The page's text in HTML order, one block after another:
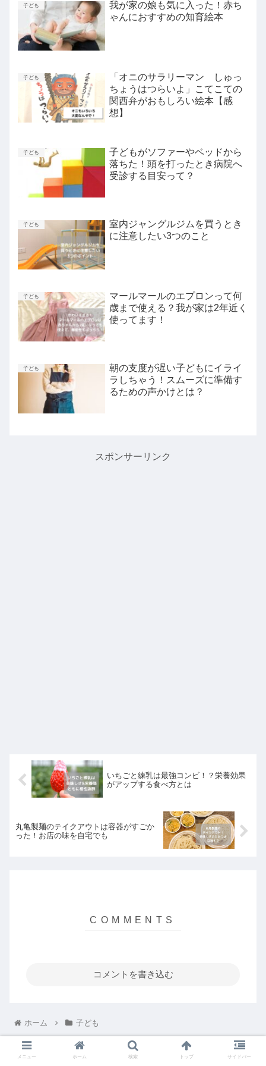
子ども
我が家の娘も気に入った！赤ち
ゃんにおすすめの知育絵本
子ども
「オニのサラリーマン しゅっ
ちょうはつらいよ」こてこての
関西弁がおもしろい絵本【感
想】
子ども
子どもがソファーやベッドから
落ちた！頭を打ったとき病院へ
受診する目安って？
子ども
室内ジャングルジムを買うとき
に注意したい3つのこと
子ども
マールマールのエプロンって何
歳まで使える？我が家は2年近く
使ってます！
子ども
朝の支度が遅い子どもにイライ
ラしちゃう！スムーズに準備す
るための声かけとは？
スポンサーリンク
いちごと練乳は最強コンビ！？栄養効果
がアップする食べ方とは
丸亀製麺のテイクアウトは容器がすごか
った！お店の味を自宅でも
コメントを書き込む
ホーム 子ども
メニュー ホーム 検索 トップ サイドバー